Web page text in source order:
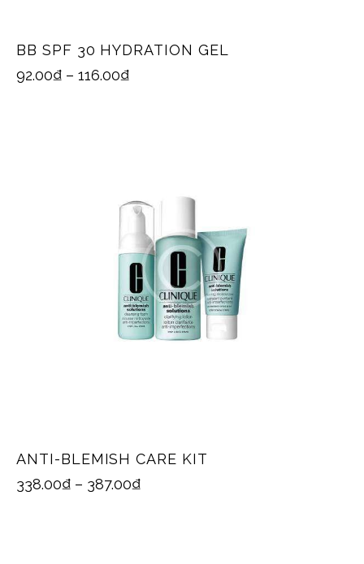
BB SPF 30 HYDRATION GEL
92.00₫ – 116.00₫
ANTI-BLEMISH CARE KIT
338.00₫ – 387.00₫